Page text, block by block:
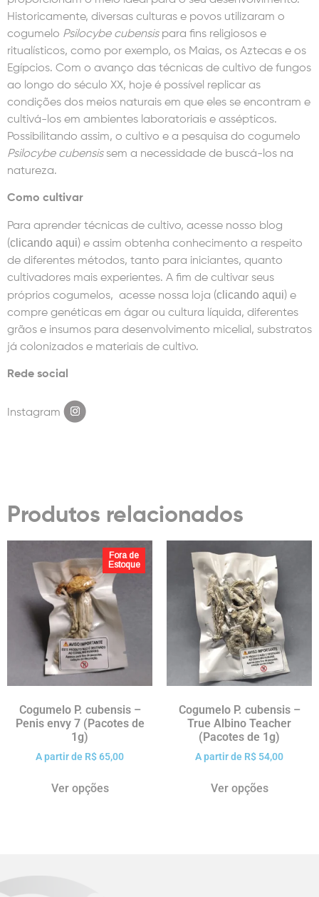
Historicamente, diversas culturas e povos utilizaram o
cogumelo Psilocybe cubensispara fins religiosos e
ritualísticos, como por exemplo, os Maias, os Aztecas e os
Egípcios. Com o avanço das técnicas de cultivo de fungos
ao longo do século XX, hoje é possível replicar as
condições dos meios naturais em que eles se encontram e
cultivá-los em ambientes laboratoriais e assépticos.
Possibilitando assim, o cultivo e a pesquisa do cogumelo
Psilocybe cubensissem a necessidade de buscá-los na
natureza.
Como cultivar
Para aprender técnicas de cultivo, acesse nosso blog
(clicando aqui) e assim obtenha conhecimento a respeito
de diferentes métodos, tanto para iniciantes, quanto
cultivadores mais experientes. A fim de cultivar seus
próprios cogumelos, acesse nossa loja (clicando aqui) e
compre genéticas em ágar ou cultura líquida, diferentes
grãos e insumos para desenvolvimento micelial, substratos
já colonizados e materiais de cultivo.
Rede social
Instagram
Produtos relacionados
Fora de
Estoque
Cogumelo P. cubensis –
Penis envy 7 (Pacotes de
1g)
A partir de R$65,00
Ver opções
Cogumelo P. cubensis –
True Albino Teacher
(Pacotes de 1g)
A partir de R$ 54,00
Ver opções